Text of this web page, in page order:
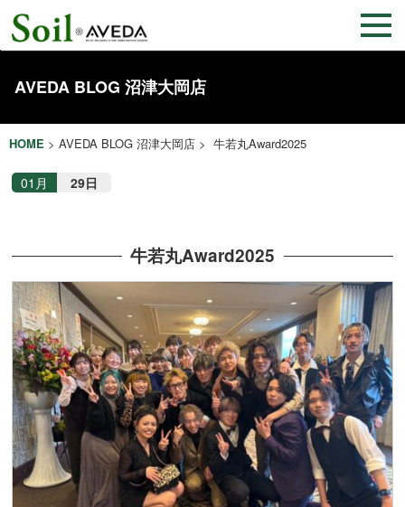
AVEDA BLOG 沼津大岡店
HOME > AVEDA BLOG 沼津大岡店 > 牛若丸Award2025
01月 29日
牛若丸Award2025